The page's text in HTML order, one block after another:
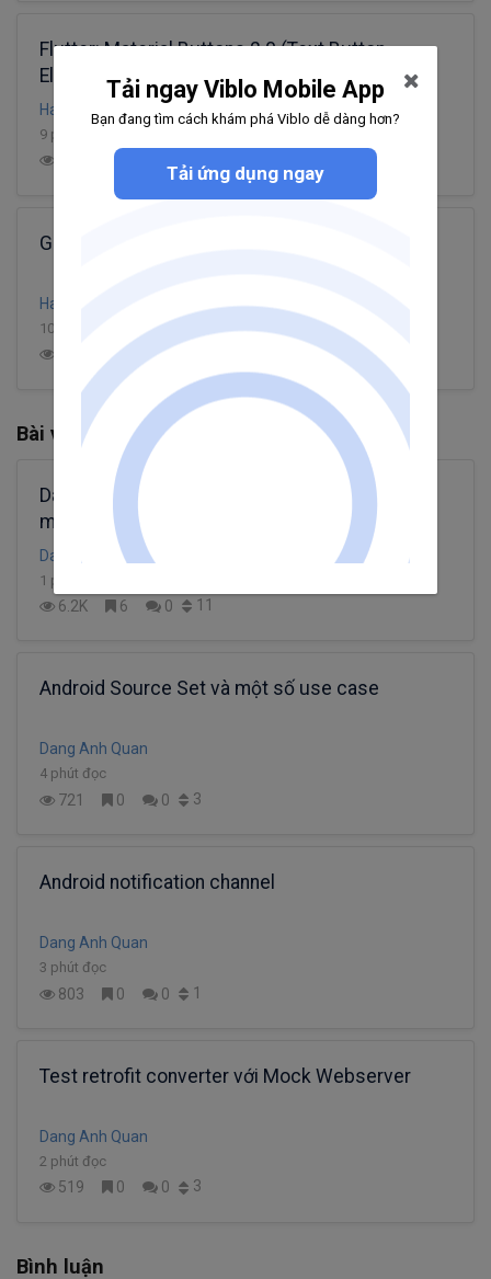
Flutter: Material Buttons 2.0 (Text Button,
Elevated Button, Outlined Button)
Ha Ngoc Long
9 phút đọc
Giới thiệu về Widgets trong Flutter
HaiMinhTran
10 phút đọc
Bài viết khác từ Dang Anh Quan
Dart/Flutter So sánh abstract class, interface,
mixin
Dang Anh Quan
1 phút đọc
6.2K 6 0 11
Android Source Set và một số use case
Dang Anh Quan
4 phút đọc
721 0 0 3
Android notification channel
Dang Anh Quan
3 phút đọc
803 0 0 1
Test retrofit converter với Mock Webserver
Dang Anh Quan
2 phút đọc
519 0 0 3
Bình luận
Tải ngay Viblo Mobile App
Bạn đang tìm cách khám phá Viblo dễ dàng hơn?
Tải ứng dụng ngay